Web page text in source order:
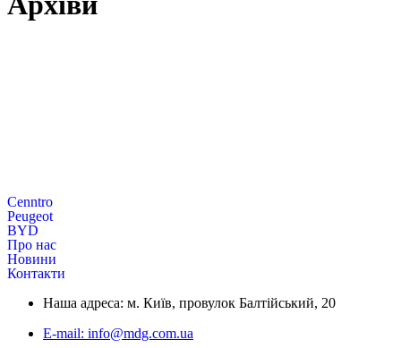
Cenntro
Peugeot
BYD
Про нас
Новини
Контакти
Наша адреса: м. Київ, провулок Балтійський, 20
E-mail: info@mdg.com.ua